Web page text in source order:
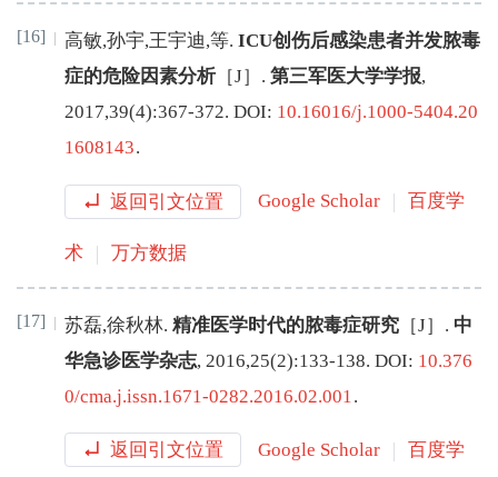
[16] 高敏,孙宇,王宇迪,等. ICU创伤后感染患者并发脓毒
症的危险因素分析［J］. 第三军医大学学报,
2017,39(4):367-372. DOI: 10.16016/j.1000-5404.20
1608143.
返回引文位置 Google Scholar 百度学
术 万方数据
[17] 苏磊,徐秋林. 精准医学时代的脓毒症研究 ［J］. 中
华急诊医学杂志, 2016,25(2):133-138. DOI: 10.376
0/cma.j.issn.1671-0282.2016.02.001.
返回引文位置 Google Scholar 百度学